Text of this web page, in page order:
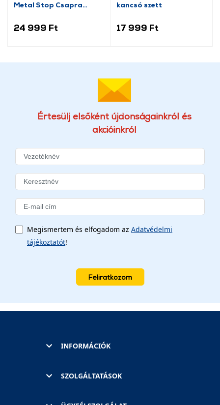
Metal Stop Csapra
24 999 Ft
kancsó szett
17 999 Ft
Értesülj elsőként újdonságainkról és
akcióinkról
Megismertem és elfogadom az Adatvédelmi
tájékoztatót!
Feliratkozom
INFORMÁCIÓK
SZOLGÁLTATÁSOK